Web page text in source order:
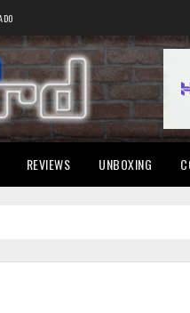
REVIEWS UNBOXING